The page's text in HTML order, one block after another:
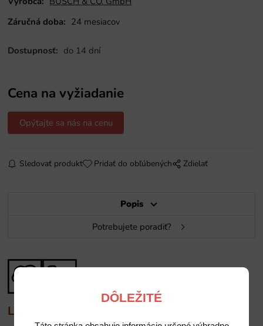
DÔLEŽITÉ
Záručná doba: 24 mesiacov
Dostupnosť: do 14 dní
Cena na vyžiadanie
Opýtajte sa nás na cenu
Sledovať produkt Pridať do obľúbených Zdielať
Popis
Potrebujete poradiť?
Leštiace nástroje BUSCH